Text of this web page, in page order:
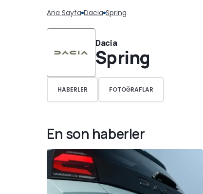
Ana Sayfa Dacia Spring
Dacia
Spring
HABERLER FOTOĞRAFLAR
En son haberler